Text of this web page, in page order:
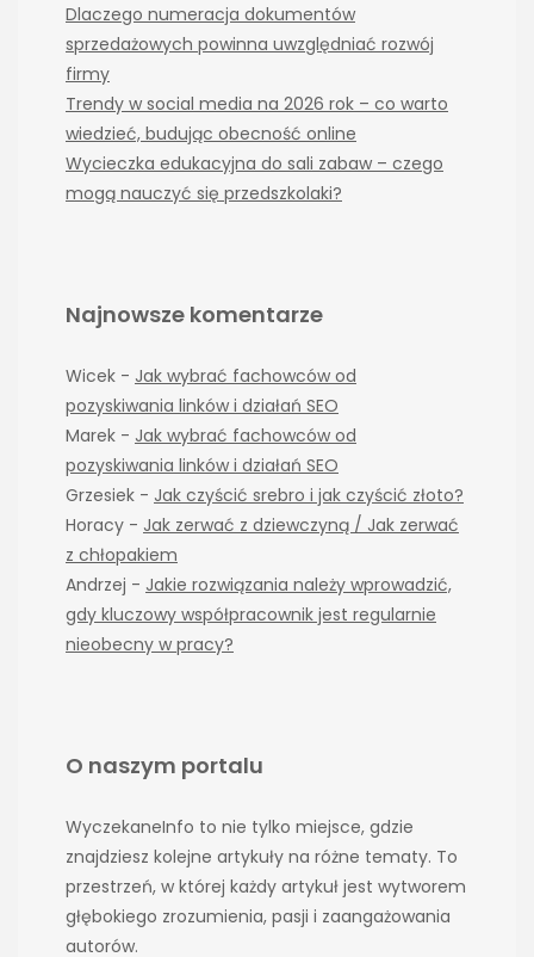
Dlaczego numeracja dokumentów
sprzedażowych powinna uwzględniać rozwój
firmy
Trendy w social media na 2026 rok – co warto
wiedzieć, budując obecność online
Wycieczka edukacyjna do sali zabaw – czego
mogą nauczyć się przedszkolaki?
Najnowsze komentarze
Wicek - Jak wybrać fachowców od
pozyskiwania linków i działań SEO
Marek - Jak wybrać fachowców od
pozyskiwania linków i działań SEO
Grzesiek - Jak czyścić srebro i jak czyścić złoto?
Horacy - Jak zerwać z dziewczyną / Jak zerwać
z chłopakiem
Andrzej - Jakie rozwiązania należy wprowadzić,
gdy kluczowy współpracownik jest regularnie
nieobecny w pracy?
O naszym portalu
WyczekaneInfo to nie tylko miejsce, gdzie
znajdziesz kolejne artykuły na różne tematy. To
przestrzeń, w której każdy artykuł jest wytworem
głębokiego zrozumienia, pasji i zaangażowania
autorów.